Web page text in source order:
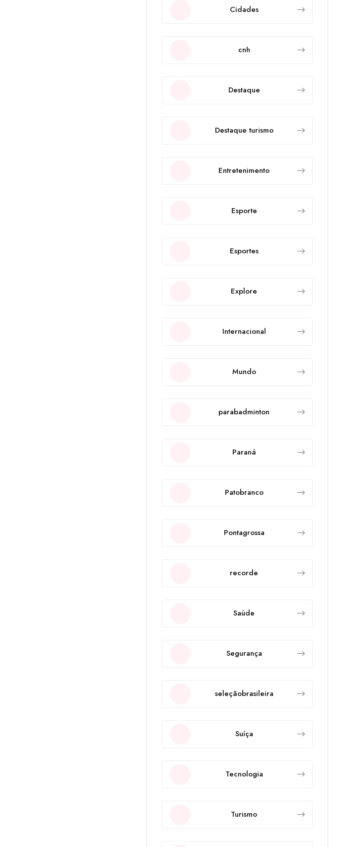
Cidades
cnh
Destaque
Destaque turismo
Entretenimento
Esporte
Esportes
Explore
Internacional
Mundo
parabadminton
Paraná
Patobranco
Pontagrossa
recorde
Saúde
Segurança
seleçãobrasileira
Suíça
Tecnologia
Turismo